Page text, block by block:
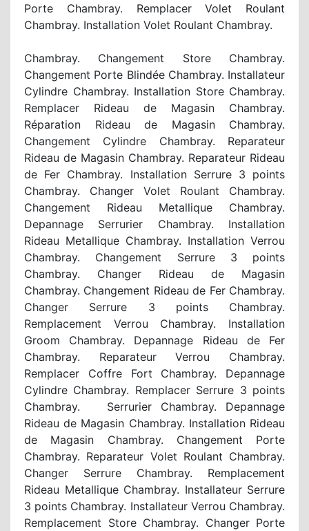
Porte Chambray. Remplacer Volet Roulant
Chambray. Installation Volet Roulant Chambray.
Chambray. Changement Store Chambray.
Changement Porte Blindée Chambray. Installateur
Cylindre Chambray. Installation Store Chambray.
Remplacer Rideau de Magasin Chambray.
Réparation Rideau de Magasin Chambray.
Changement Cylindre Chambray. Reparateur
Rideau de Magasin Chambray. Reparateur Rideau
de Fer Chambray. Installation Serrure 3 points
Chambray. Changer Volet Roulant Chambray.
Changement Rideau Metallique Chambray.
Depannage Serrurier Chambray. Installation
Rideau Metallique Chambray. Installation Verrou
Chambray. Changement Serrure 3 points
Chambray. Changer Rideau de Magasin
Chambray. Changement Rideau de Fer Chambray.
Changer Serrure 3 points Chambray.
Remplacement Verrou Chambray. Installation
Groom Chambray. Depannage Rideau de Fer
Chambray. Reparateur Verrou Chambray.
Remplacer Coffre Fort Chambray. Depannage
Cylindre Chambray. Remplacer Serrure 3 points
Chambray. Serrurier Chambray. Depannage
Rideau de Magasin Chambray. Installation Rideau
de Magasin Chambray. Changement Porte
Chambray. Reparateur Volet Roulant Chambray.
Changer Serrure Chambray. Remplacement
Rideau Metallique Chambray. Installateur Serrure
3 points Chambray. Installateur Verrou Chambray.
Remplacement Store Chambray. Changer Porte